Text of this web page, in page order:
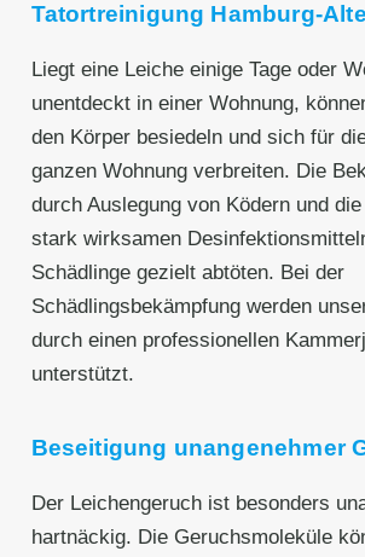
Tatortreinigung Hamburg-
Liegt eine Leiche einige Tage oder
unentdeckt in einer Wohnung,
den Körper besiedeln und sich für
ganzen Wohnung verbreiten. Die
durch Auslegung von Ködern und
stark wirksamen
Schädlinge gezielt abtöten. Bei der
Schädlingsbekämpfung werden
durch einen professionellen
unterstützt.
Beseitigung unangenehmer
Der Leichengeruch ist besonders
hartnäckig. Die Geruchsmoleküle